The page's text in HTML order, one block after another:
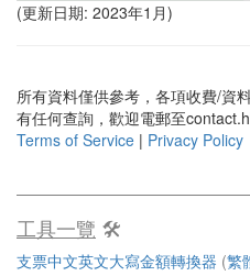
(更新日期: 2023年1月)
所有資料僅供參考，各項收費/資
有任何查詢，歡迎電郵至
Terms of Service | Privacy Policy
工具一覽 🛠️
支票中文英文大寫金額轉換器 (繁